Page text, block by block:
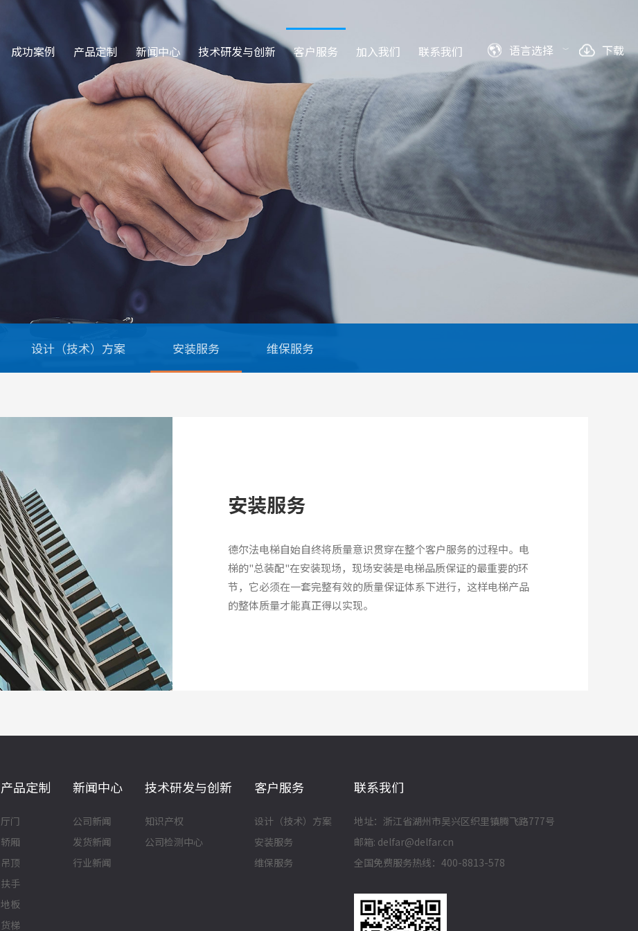
成功案例 产品定制 新闻中心 技术研发与创新 客户服务 加入我们 联系我们 语言选择 下载
设计（技术）方案 安装服务 维保服务
安装服务
德尔法电梯自始自终将质量意识贯穿在整个客户服务的过程中。电
梯的"总装配"在安装现场，现场安装是电梯品质保证的最重要的环
节，它必须在一套完整有效的质量保证体系下进行，这样电梯产品
的整体质量才能真正得以实现。
产品定制
厅门
轿厢
吊顶
扶手
地板
货梯
新闻中心
公司新闻
发货新闻
行业新闻
技术研发与创新
知识产权
公司检测中心
客户服务
设计（技术）方案
安装服务
维保服务
联系我们
地址：浙江省湖州市吴兴区织里镇腾飞路777号
邮箱: delfar@delfar.cn
全国免费服务热线：400-8813-578